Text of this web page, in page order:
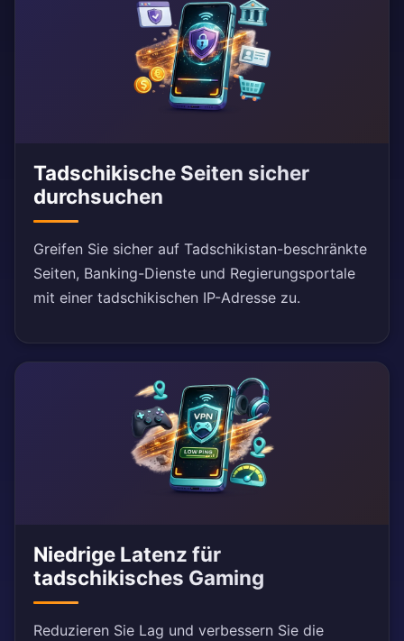
Tadschikische Seiten sicher
durchsuchen
Greifen Sie sicher auf Tadschikistan-beschränkte
Seiten, Banking-Dienste und Regierungsportale
mit einer tadschikischen IP-Adresse zu.
Niedrige Latenz für
tadschikisches Gaming
Reduzieren Sie Lag und verbessern Sie die